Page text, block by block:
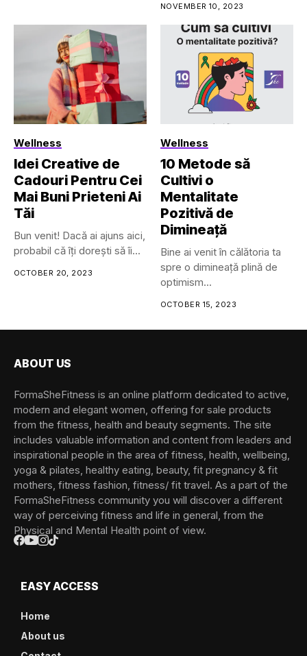
NOVEMBER 10, 2023
Wellness
Idei Creative de
Cadouri Pentru Cei
Mai Buni Prieteni Ai
Tăi
Bun venit! Dacă ai ajuns aici,
probabil că îți dorești să îi...
OCTOBER 20, 2023
Wellness
10 Metode să
Cultivi o
Mentalitate
Pozitivă de
Dimineață
Bine ai venit în călătoria ta
spre o dimineață plină de
optimism...
OCTOBER 15, 2023
ABOUT US
FormaSheFitness is an online platform dedicated to active,
modern and elegant women, offering for sale products
from the fitness, health and beauty segments. The site
includes valuable information and content from leaders and
inspirational people in the area of fitness, health, wellbeing,
yoga & pilates, healthy eating, beauty, fit pregnancy & fit
mothers, fitness fashion, fitness/ fit travel. As a part of the
FormaSheFitness community you will discover a different
way of perceiving fitness and life in general, from the
Physical and Mental Health point of view.
EASY ACCESS
Home
About us